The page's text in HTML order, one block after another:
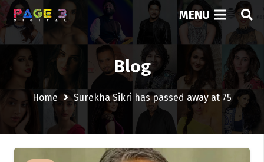
MENU
Blog
Home Surekha Sikri has passed away at 75